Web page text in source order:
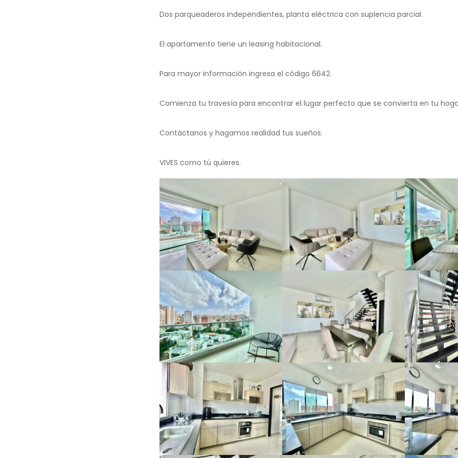
Dos parqueaderos independientes, planta eléctrica con suplencia parcial.
El apartamento tiene un leasing habitacional.
Para mayor información ingresa el código 6642.
Comienza tu travesía para encontrar el lugar perfecto que se convierta en tu
Contáctanos y hagamos realidad tus sueños.
VIVES como tú quieres.